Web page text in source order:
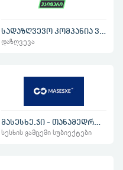
დაზღვევა
სესხის გამცემი სუბიექტები